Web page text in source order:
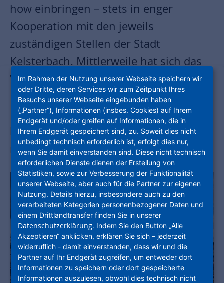
how einbringen – stets in enger
Kooperation mit den jeweils
zuständigen Stellen der Stadt
Kelsterbach. Mittlerweile hat sich das
Viertel, ehemals eine typische
Randlage, zum lebendigen
Lebensmittelpunkt gewandelt. Wir
beleuchten einige Meilensteine dieser
richtungsweisenden Transformation.
Im Rahmen der Nutzung unserer Webseite speichern wir
oder Dritte, deren Services wir zum Zeitpunkt Ihres
Besuchs unserer Webseite eingebunden haben
(„Partner“), Informationen (insbes. Cookies) auf Ihrem
Endgerät und/oder greifen auf Informationen, die in
Ihrem Endgerät gespeichert sind, zu. Soweit dies nicht
unbedingt technisch erforderlich ist, erfolgt dies nur,
wenn Sie damit einverstanden sind. Diese nicht technisch
erforderlichen Dienste dienen der Erstellung von
Statistiken, sowie zur Verbesserung der Funktionalität
unserer Webseite, aber auch für die Partner zur eigenen
Nutzung. Details hierzu, insbesondere auch zu den
verarbeiteten Kategorien personenbezogener Daten und
einem Drittlandtransfer finden Sie in unserer
Datenschutzerklärung. Indem Sie den Button „Alle
Akzeptieren“ anklicken, erklären Sie sich – jederzeit
widerruflich - damit einverstanden, dass wir und die
Partner auf Ihr Endgerät zugreifen, um entweder dort
Informationen zu speichern oder dort gespeicherte
Informationen auszulesen, obwohl dies technisch nicht